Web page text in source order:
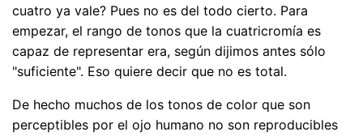
cuatro ya vale? Pues no es del todo cierto. Para
empezar, el rango de tonos que la cuatricromía es
capaz de representar era, según dijimos antes sólo
"suficiente". Eso quiere decir que no es total.
De hecho muchos de los tonos de color que son
perceptibles por el ojo humano no son reproducibles